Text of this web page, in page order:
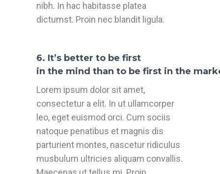
nibh. In hac habitasse platea
dictumst. Proin nec blandit ligula.
6. It’s better to be first
in the mind than to be first in the
Lorem ipsum dolor sit amet,
consectetur a elit. In ut ullamcorper
leo, eget euismod orci. Cum sociis
natoque penatibus et magnis dis
parturient montes, nascetur ridiculus
musbulum ultricies aliquam convallis.